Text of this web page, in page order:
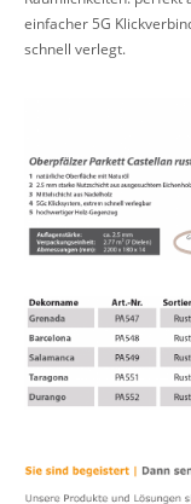
einfacher 5G
schnell verlegt.